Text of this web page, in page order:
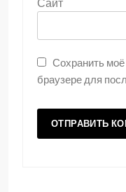
Сохранить моё
браузере для